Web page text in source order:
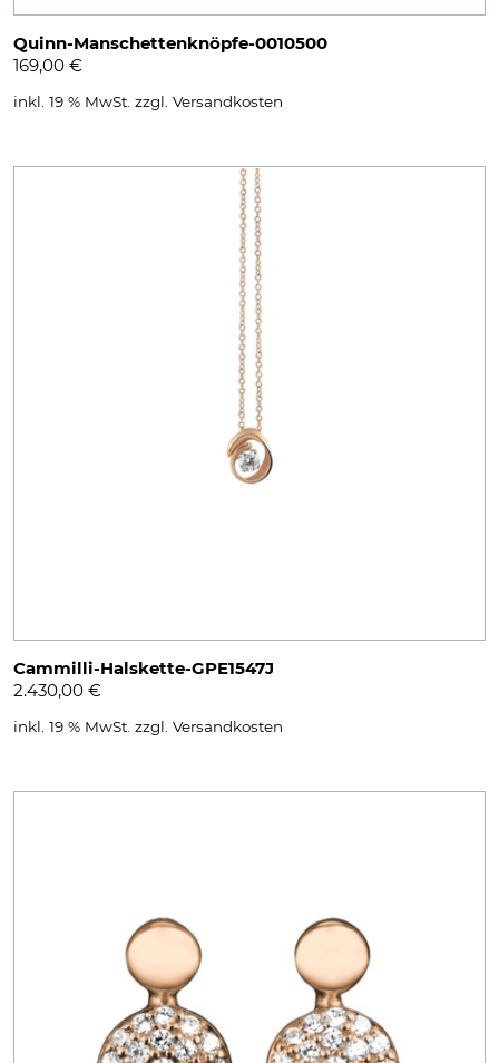
Quinn-Manschettenknöpfe-0010500
169,00 €
inkl. 19 % MwSt. zzgl. Versandkosten
Cammilli-Halskette-GPE1547J
2.430,00 €
inkl. 19 % MwSt. zzgl. Versandkosten